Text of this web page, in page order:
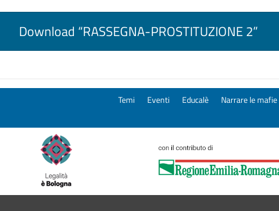
Download “RASSEGNA-PROSTITUZIONE 2”
Temi Eventi Educalè Narrare le mafie